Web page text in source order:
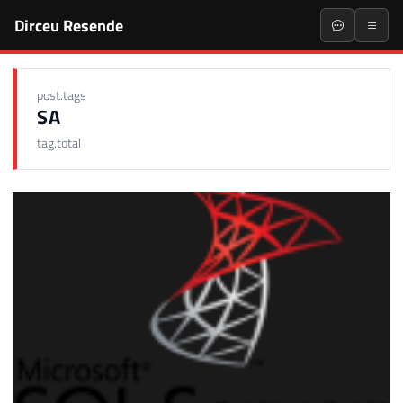
Dirceu Resende
post.tags
SA
tag.total